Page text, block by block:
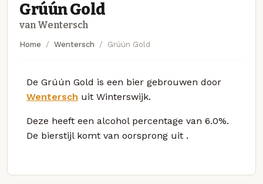
Grúún Gold
van Wentersch
Home Wentersch Grúún Gold
De Grúún Gold is een bier gebrouwen door
Wentersch uit Winterswijk.
Deze heeft een alcohol percentage van 6.0%.
De bierstijl komt van oorsprong uit .